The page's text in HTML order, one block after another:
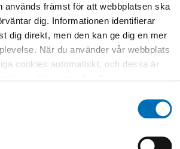
används främst för att webbplatsen ska
dig. Informationen identifierar
dig direkt, men den kan ge dig en mer
När du använder vår webbplats
cookies automatiskt, och dessa är
respekterar din integritet, och du kan
oklassificerade) du vill acceptera.